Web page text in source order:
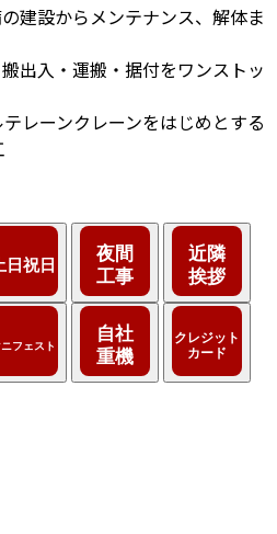
建設からメンテナンス、解体ま
出入・運搬・据付をワンストッ
レーンクレーンをはじめとする